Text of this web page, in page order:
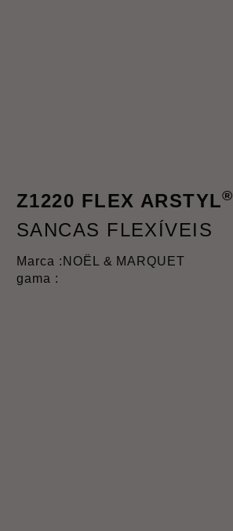
Z1220 FLEX ARSTYL®
SANCAS FLEXÍVEIS
Marca : NOËL & MARQUET
gama :